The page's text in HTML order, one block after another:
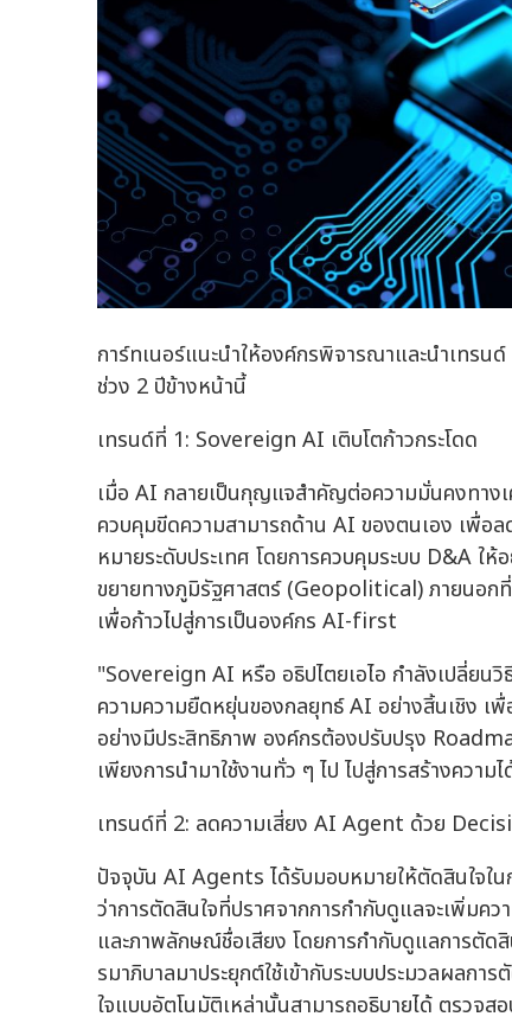
การ์ทเนอร์แนะนำให้องค์กรพิจารณาและนำเทรน
ช่วง 2 ปีข้างหน้านี้
เทรนด์ที่ 1: Sovereign AI เติบโตก้าวกระโดด
เมื่อ AI กลายเป็นกุญแจสำคัญต่อความมั่นคงทาง
ควบคุมขีดความสามารถด้าน AI ของตนเอง เพื่อ
หมายระดับประเทศ โดยการควบคุมระบบ D&A ใ
ขยายทางภูมิรัฐศาสตร์ (Geopolitical) ภายนอก
เพื่อก้าวไปสู่การเป็นองค์กร AI-first
"Sovereign AI หรือ อธิปไตยเอไอ กำลังเปลี่ยน
ความความยืดหยุ่นของกลยุทธ์ AI อย่างสิ้นเชิง
อย่างมีประสิทธิภาพ องค์กรต้องปรับปรุง
เพียงการนำมาใช้งานทั่ว ๆ ไป ไปสู่การสร้างควา
เทรนด์ที่ 2: ลดความเสี่ยง AI Agent ด้วย
ปัจจุบัน AI Agents ได้รับมอบหมายให้ตัดสินใจใ
ว่าการตัดสินใจที่ปราศจากการกำกับดูแลจะเพิ่ม
และภาพลักษณ์ชื่อเสียง โดยการกำกับดูแลการตั
รมาภิบาลมาประยุกต์ใช้เข้ากับระบบประมวลผลก
ใจแบบอัตโนมัติเหล่านั้นสามารถอธิบายได้ ตรวจ